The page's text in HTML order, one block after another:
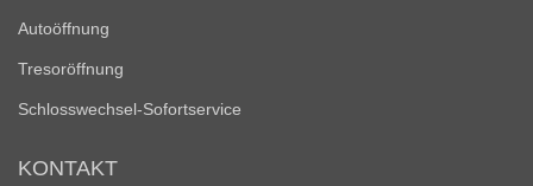
Autoöffnung
Tresoröffnung
Schlosswechsel-Sofortservice
KONTAKT